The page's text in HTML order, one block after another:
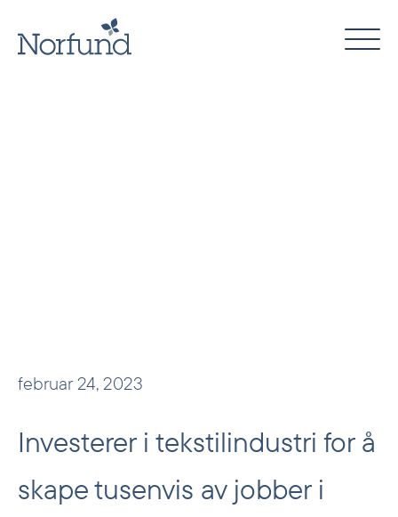
content
februar 24, 2023
Investerer i tekstilindustri for å
skape tusenvis av jobber i